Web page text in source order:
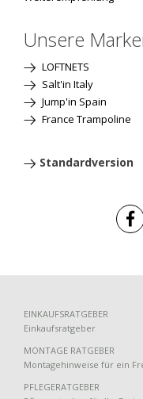
Unsere
LOFTNETS
Salt'in Italy
Jump'in Spain
France Trampoline
Standardversion
EINKAUFSRATGEBER
Einkaufsratgeber
MONTAGE RATGEBER
Montagehinweise für ein
PFLEGERATGEBER